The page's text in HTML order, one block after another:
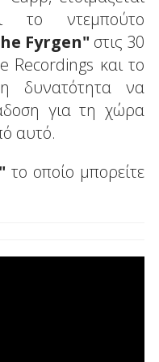
το ντεμπούτο
Fyrgen" στις 30
Recordings και το
δυνατότητα να
για τη χώρα
αυτό.
το οποίο μπορείτε